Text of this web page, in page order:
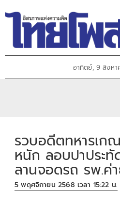
อาทิตย์, 9 สิงห
รวบอดีตทหารเก
หนัก ลอบปาประทั
ลานจอดรถ รพ.ค่
5 พฤศจิกายน 2568 เวลา 15:22 น.